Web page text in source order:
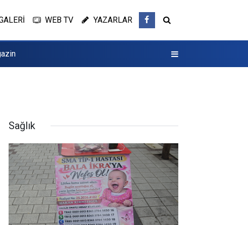
WEB TV YAZARLAR
Sağlık